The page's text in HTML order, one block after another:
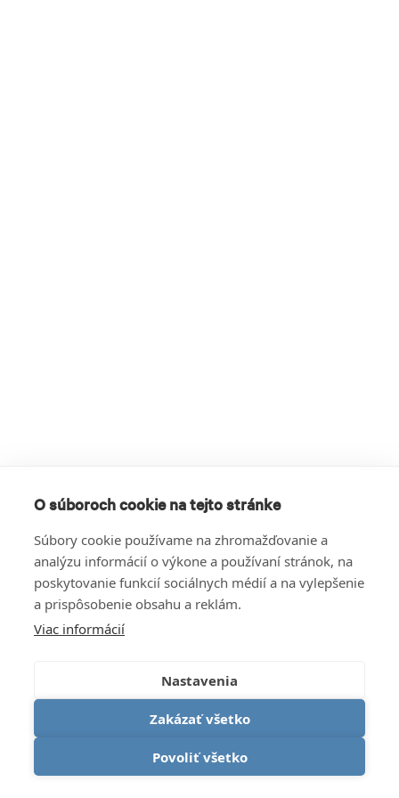
O súboroch cookie na tejto stránke
Súbory cookie používame na zhromažďovanie a
analýzu informácií o výkone a používaní stránok, na
poskytovanie funkcií sociálnych médií a na vylepšenie
a prispôsobenie obsahu a reklám.
Viac informácií
Nastavenia
Zakázať všetko
Povoliť všetko